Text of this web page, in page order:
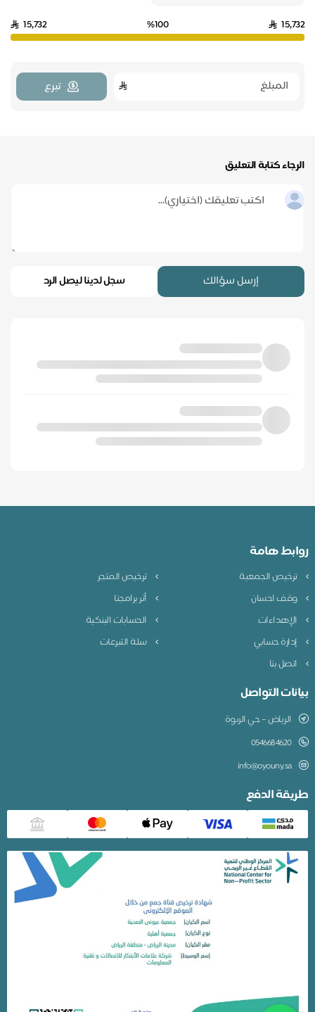
15,732
%100
15,732
تبرع
الرجاء كتابة التعليق
إرسل سؤالك سجل لدينا ليصل الرد
روابط هامة
ترخيص الجمعية
ترخيص المتجر
وقف احسان
أثر برامجنا
الإهداءات
الحسابات البنكية
إدارة حسابي
سلة التبرعات
اتصل بنا
بيانات التواصل
الرياض – حي الربوة
0546684620
info@oyouny.sa
طريقة الدفع